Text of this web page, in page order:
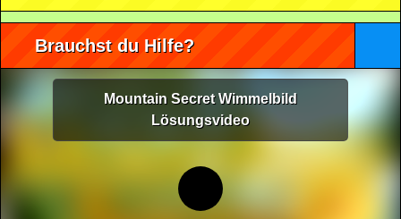
Brauchst du Hilfe?
Mountain Secret Wimmelbild
Lösungsvideo